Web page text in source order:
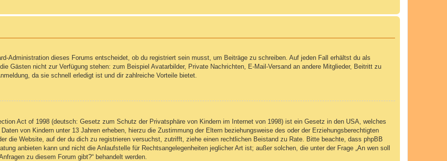
Administration dieses Forums entscheidet, ob du registriert sein musst, um Beiträge zu schreiben. Auf jeden Fall erhältst du als
Gästen nicht zur Verfügung stehen: zum Beispiel Avatarbilder, Private Nachrichten, E-Mail-Versand an andere Mitglieder, Beitritt zu
da sie schnell erledigt ist und dir zahlreiche Vorteile bietet.
Act of 1998 (deutsch: Gesetz zum Schutz der Privatsphäre von Kindern im Internet von 1998) ist ein Gesetz in den USA, welches
von Kindern unter 13 Jahren erheben, hierzu die Zustimmung der Eltern beziehungsweise des oder der Erziehungsberechtigten
die Website, auf der du dich zu registrieren versuchst, zutrifft, ziehe einen rechtlichen Beistand zu Rate. Bitte beachte, dass phpBB
anbieten kann und nicht die Anlaufstelle für Rechtsangelegenheiten jeglicher Art ist; außer solchen, die unter der Frage „An wen soll
zu diesem Forum gibt?“ behandelt werden.